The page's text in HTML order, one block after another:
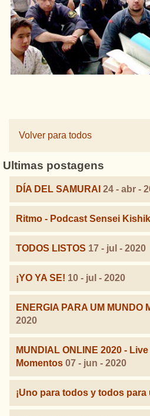
Volver para todos
Ultimas postagens
DÍA DEL SAMURAI 24 - abr -
Ritmo - Podcast Sensei
TODOS LISTOS 17 - jul - 2020
¡YO YA SE! 10 - jul - 2020
ENERGIA PARA UM MUNDO
2020
MUNDIAL ONLINE 2020 -
Momentos 07 - jun - 2020
¡Uno para todos y todos para